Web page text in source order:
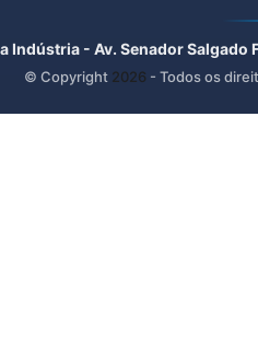
Indústria - Av. Senador
© Copyright 2026 - Todos os